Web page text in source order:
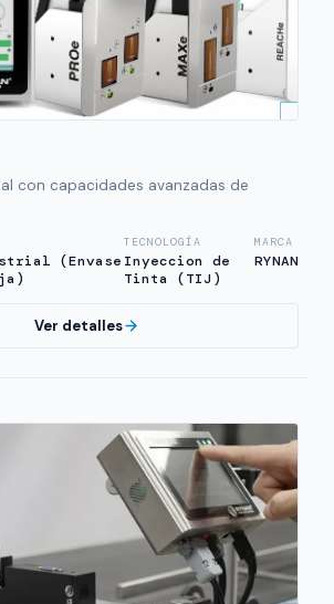
con capacidades avanzadas de
(Envase
TECNOLOGÍA
Inyeccion de
Tinta (TIJ)
MARCA
RYNAN
Ver detalles